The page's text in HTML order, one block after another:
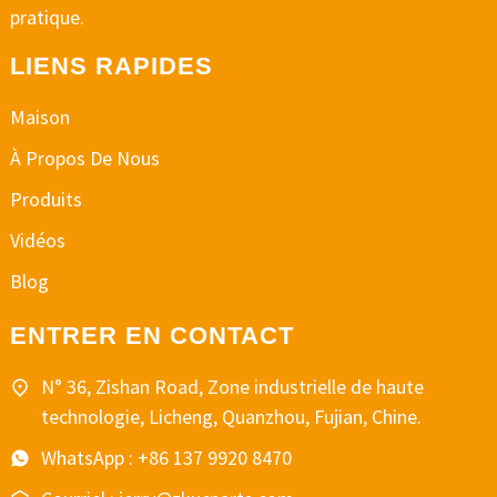
pratique.
LIENS RAPIDES
Maison
À Propos De Nous
Produits
Vidéos
Blog
ENTRER EN CONTACT
N° 36, Zishan Road, Zone industrielle de haute
technologie, Licheng, Quanzhou, Fujian, Chine.
WhatsApp : +86 137 9920 8470